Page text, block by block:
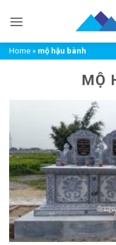
qua
dungHome » mộ hậu bành
MỘ